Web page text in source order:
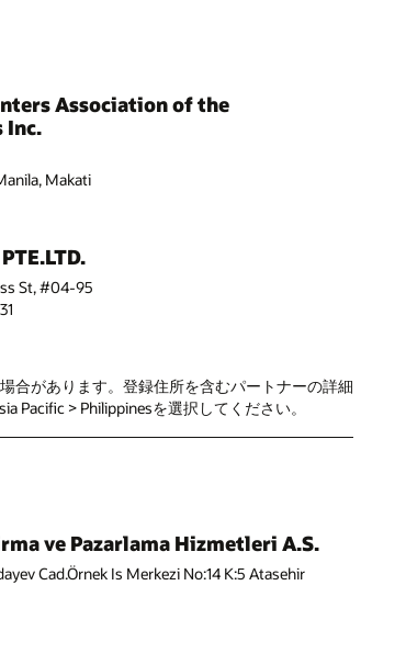
Association of the
Inc.
Makati
St, #04-95
合があります。登録住所を含むパートナーの詳細
Pacific > Philippinesを選択してください。
ve Pazarlama Hizmetleri A.S.
Cad.Örnek Is Merkezi No:14 K:5 Atasehir